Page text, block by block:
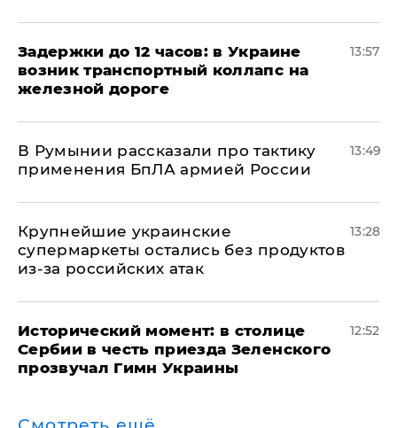
Задержки до 12 часов: в Украине
возник транспортный коллапс на
железной дороге
13:57
В Румынии рассказали про тактику
применения БпЛА армией России
13:49
Крупнейшие украинские
супермаркеты остались без продуктов
из-за российских атак
13:28
Исторический момент: в столице
Сербии в честь приезда Зеленского
прозвучал Гимн Украины
12:52